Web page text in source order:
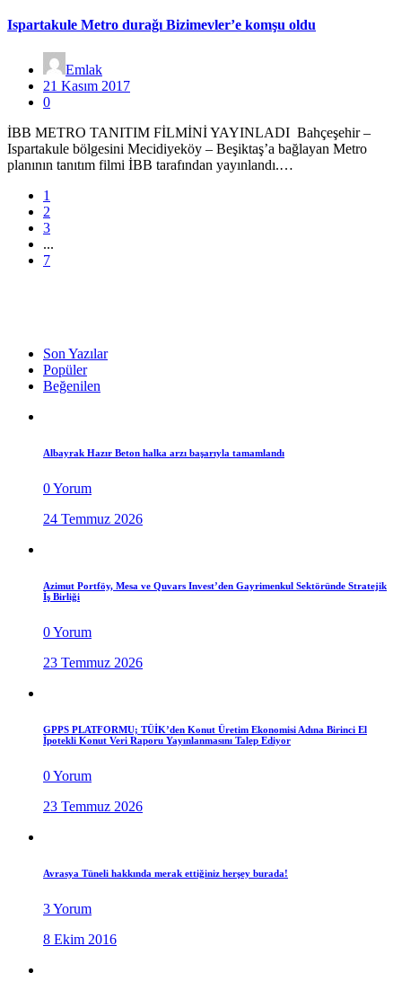
Ispartakule Metro durağı Bizimevler’e komşu oldu
Emlak
21 Kasım 2017
0
İBB METRO TANITIM FİLMİNİ YAYINLADI Bahçeşehir –
Ispartakule bölgesini Mecidiyeköy – Beşiktaş’a bağlayan Metro
planının tanıtım filmi İBB tarafından yayınlandı.…
1
2
3
...
7
Son Yazılar
Popüler
Beğenilen
Albayrak Hazır Beton halka arzı başarıyla tamamlandı
0 Yorum
24 Temmuz 2026
Azimut Portföy, Mesa ve Quvars Invest’den Gayrimenkul Sektöründe Stratejik
İş Birliği
0 Yorum
23 Temmuz 2026
GPPS PLATFORMU; TÜİK’den Konut Üretim Ekonomisi Adına Birinci El
İpotekli Konut Veri Raporu Yayınlanmasını Talep Ediyor
0 Yorum
23 Temmuz 2026
Avrasya Tüneli hakkında merak ettiğiniz herşey burada!
3 Yorum
8 Ekim 2016